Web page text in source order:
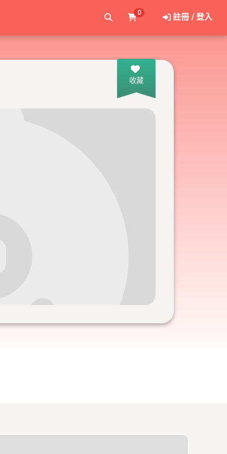
0 註冊 / 登入
收藏